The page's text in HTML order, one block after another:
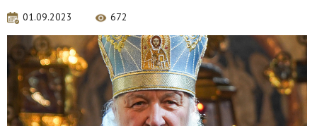
01.09.2023 672